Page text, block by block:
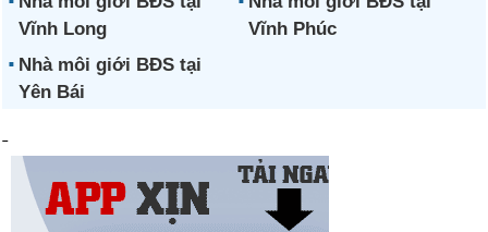
Vĩnh Long
Vĩnh Phúc
Nhà môi giới BĐS tại
Yên Bái